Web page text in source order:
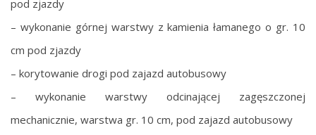
pod zjazdy
– wykonanie górnej warstwy z kamienia łamanego o gr. 10
cm pod zjazdy
– korytowanie drogi pod zajazd autobusowy
– wykonanie warstwy odcinającej zagęszczonej
mechanicznie, warstwa gr. 10 cm, pod zajazd autobusowy